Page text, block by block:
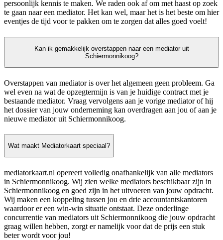
persoonlijk kennis te maken. We raden ook af om met haast op zoek
te gaan naar een mediator. Het kan wel, maar het is het beste om hier
eventjes de tijd voor te pakken om te zorgen dat alles goed voelt!
Kan ik gemakkelijk overstappen naar een mediator uit
Schiermonnikoog?
Overstappen van mediator is over het algemeen geen probleem. Ga
wel even na wat de opzegtermijn is van je huidige contract met je
bestaande mediator. Vraag vervolgens aan je vorige mediator of hij
het dossier van jouw onderneming kan overdragen aan jou of aan je
nieuwe mediator uit Schiermonnikoog.
Wat maakt Mediatorkaart speciaal?
mediatorkaart.nl opereert volledig onafhankelijk van alle mediators
in Schiermonnikoog. Wij zien welke mediators beschikbaar zijn in
Schiermonnikoog en goed zijn in het uitvoeren van jouw opdracht.
Wij maken een koppeling tussen jou en drie accountantskantoren
waardoor er een win-win situatie ontstaat. Deze onderlinge
concurrentie van mediators uit Schiermonnikoog die jouw opdracht
graag willen hebben, zorgt er namelijk voor dat de prijs een stuk
beter wordt voor jou!